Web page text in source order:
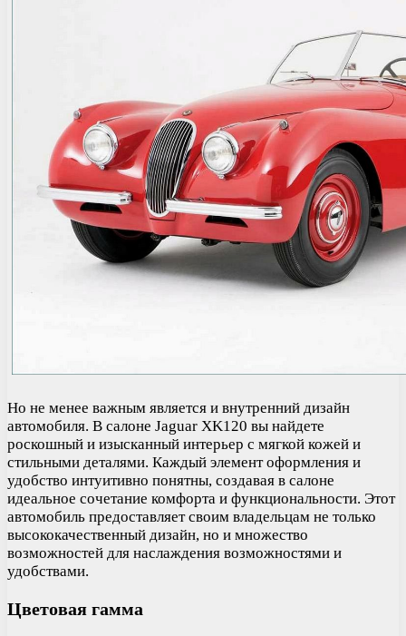
Но не менее важным является и внутренний дизайн
автомобиля. В салоне Jaguar XK120 вы найдете
роскошный и изысканный интерьер с мягкой кожей и
стильными деталями. Каждый элемент оформления и
удобство интуитивно понятны, создавая в салоне
идеальное сочетание комфорта и функциональности. Этот
автомобиль предоставляет своим владельцам не только
высококачественный дизайн, но и множество
возможностей для наслаждения возможностями и
удобствами.
Цветовая гамма